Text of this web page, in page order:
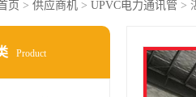
页 > 供应商机 > UPVC电力通讯管 >
Product